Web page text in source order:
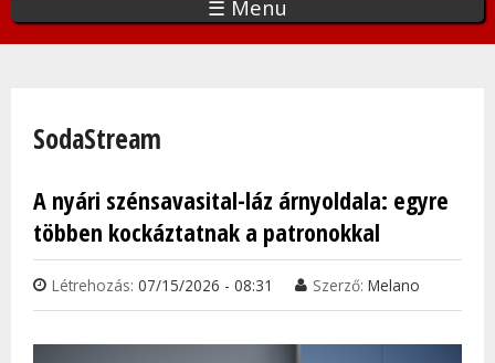
☰ Menu
SodaStream
A nyári szénsavasital-láz árnyoldala: egyre
többen kockáztatnak a patronokkal
Létrehozás: 07/15/2026 - 08:31 Szerző: Melano
Oldalak